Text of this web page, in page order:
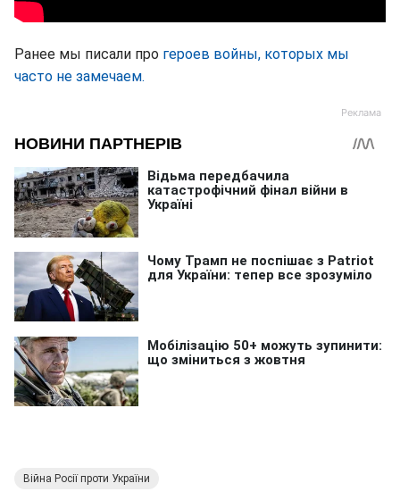
Ранее мы писали про героев войны, которых мы
часто не замечаем.
Війна Росії проти України